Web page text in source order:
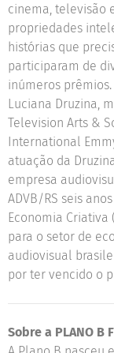
cinema, televisão
propriedades
histórias que
participaram de
inúmeros
Luciana Druzina,
Television Arts &
International
atuação da
empresa
ADVB/RS seis
Economia
para o setor de
audiovisual
por ter vencido o
Sobre a PLANO B